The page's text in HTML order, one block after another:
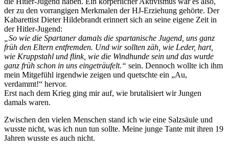
der zu den vorrangigen Merkmalen der HJ-Erziehung gehörte. Der
Kabarettist Dieter Hildebrandt erinnert sich an seine eigene Zeit in
der Hitler-Jugend:
So wie die Spartaner damals die spartanische Jugend, uns ganz
früh den Eltern entfremden. Und wir sollten zäh, wie Leder, hart,
wie Kruppstahl und flink, wie die Windhunde sein und das wurde
ganz früh schon in uns eingeträufelt.
sein. Dennoch wollte ich ihm
mein Mitgefühl irgendwie zeigen und quetschte ein
Au,
verdammt!
hervor.
Erst nach dem Krieg ging mir auf, wie brutalisiert wir Jungen
damals waren.
Zwischen den vielen Menschen stand ich wie eine Salzsäule und
wusste nicht, was ich nun tun sollte. Meine junge Tante mit ihren 19
Jahren wusste es auch nicht.